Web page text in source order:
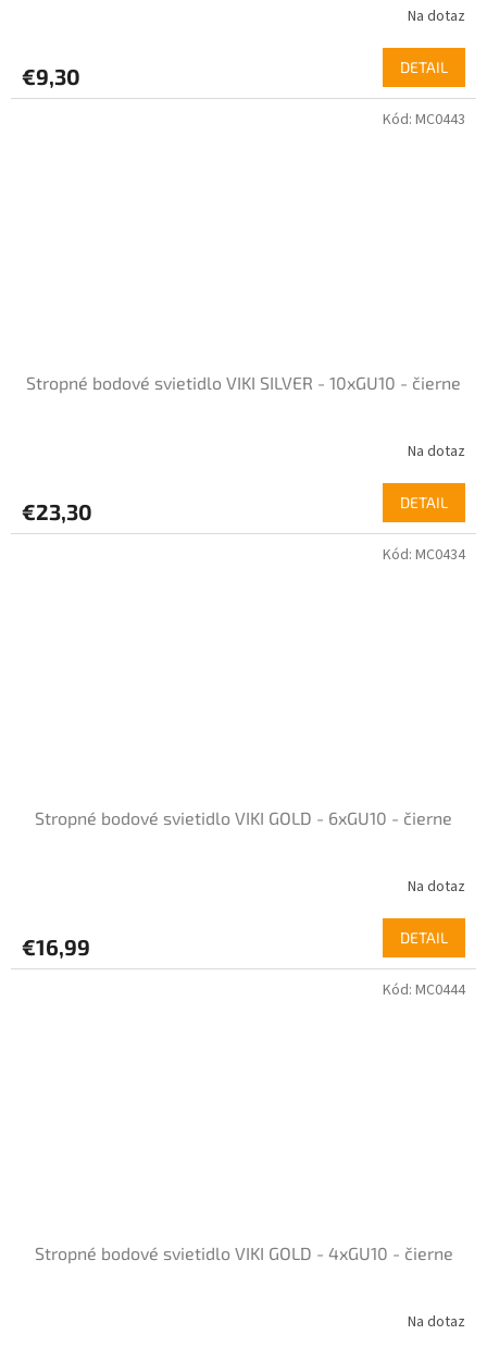
Na dotaz
€9,30 DETAIL
Stropné bodové svietidlo VIKI SILVER - 10xGU10 - čierne
Na dotaz
€23,30 DETAIL
Kód: MC0443
Stropné bodové svietidlo VIKI GOLD - 6xGU10 - čierne
Na dotaz
€16,99 DETAIL
Kód: MC0434
Stropné bodové svietidlo VIKI GOLD - 4xGU10 - čierne
Na dotaz
Kód: MC0444